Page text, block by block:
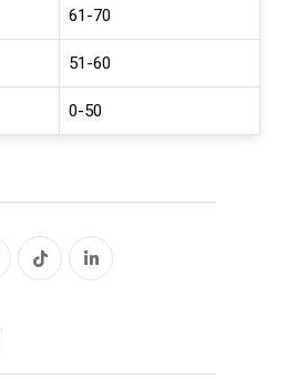
61-70
51-60
0-50